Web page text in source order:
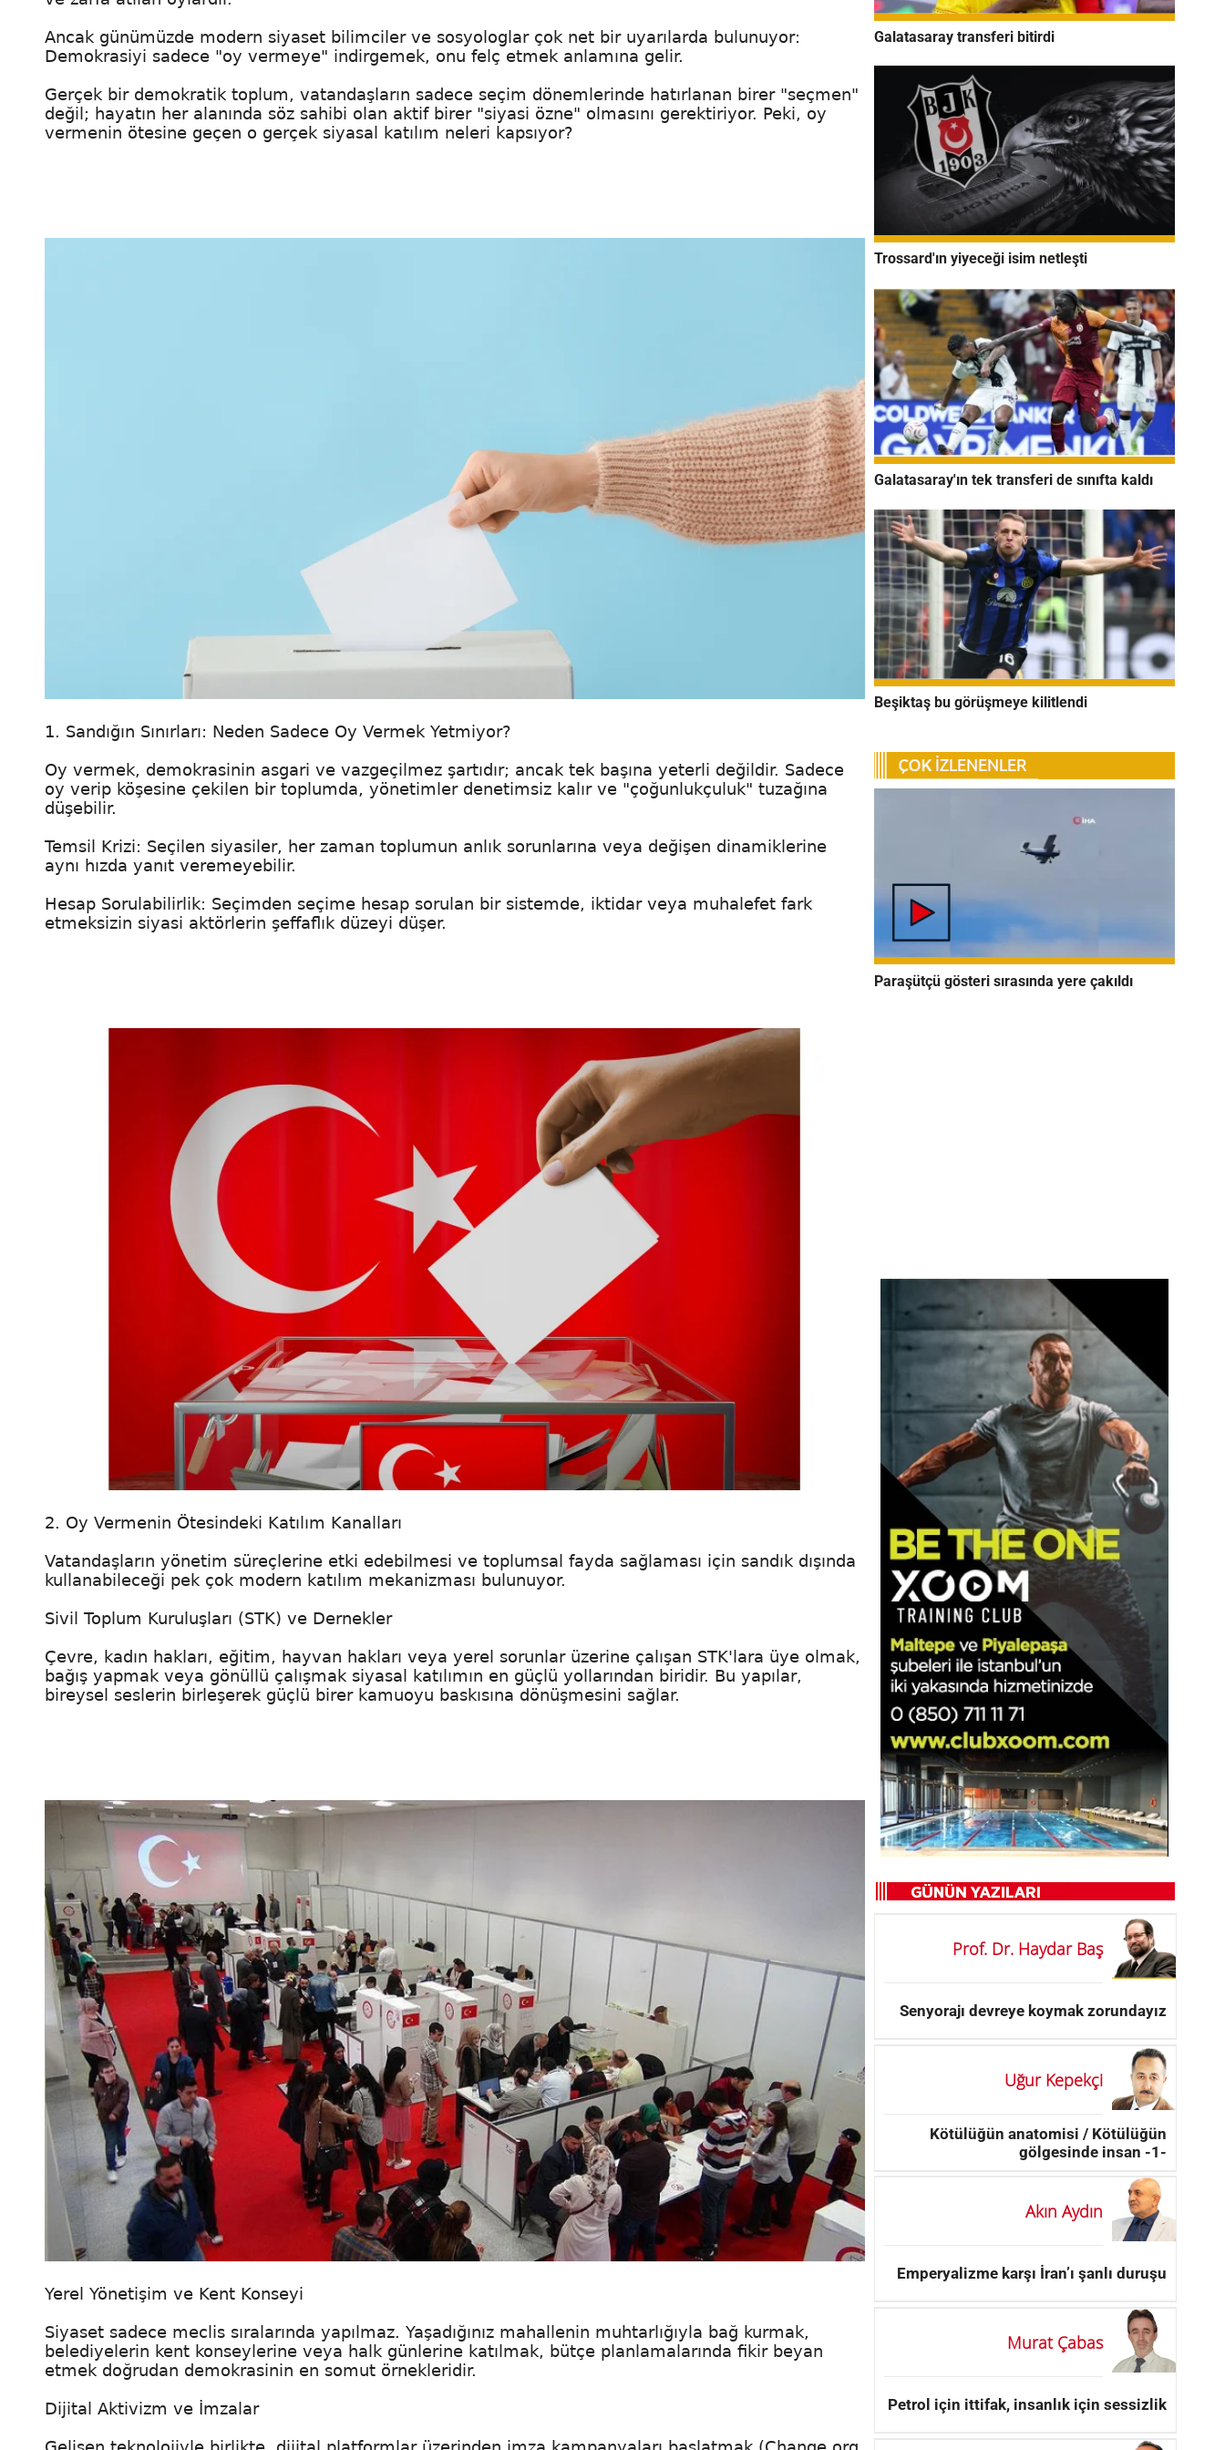
Ancak günümüzde modern siyaset bilimciler ve sosyologlar çok net bir uyarılarda bulunuyor:
Demokrasiyi sadece "oy vermeye" indirgemek, onu felç etmek anlamına gelir.
Gerçek bir demokratik toplum, vatandaşların sadece seçim dönemlerinde hatırlanan birer "seçmen"
değil; hayatın her alanında söz sahibi olan aktif birer "siyasi özne" olmasını gerektiriyor. Peki, oy
vermenin ötesine geçen o gerçek siyasal katılım neleri kapsıyor?
1. Sandığın Sınırları: Neden Sadece Oy Vermek Yetmiyor?
Oy vermek, demokrasinin asgari ve vazgeçilmez şartıdır; ancak tek başına yeterli değildir. Sadece
oy verip köşesine çekilen bir toplumda, yönetimler denetimsiz kalır ve "çoğunlukçuluk" tuzağına
düşebilir.
Temsil Krizi: Seçilen siyasiler, her zaman toplumun anlık sorunlarına veya değişen dinamiklerine
aynı hızda yanıt veremeyebilir.
Hesap Sorulabilirlik: Seçimden seçime hesap sorulan bir sistemde, iktidar veya muhalefet fark
etmeksizin siyasi aktörlerin şeffaflık düzeyi düşer.
2. Oy Vermenin Ötesindeki Katılım Kanalları
Vatandaşların yönetim süreçlerine etki edebilmesi ve toplumsal fayda sağlaması için sandık dışında
kullanabileceği pek çok modern katılım mekanizması bulunuyor.
Sivil Toplum Kuruluşları (STK) ve Dernekler
Çevre, kadın hakları, eğitim, hayvan hakları veya yerel sorunlar üzerine çalışan STK'lara üye olmak,
bağış yapmak veya gönüllü çalışmak siyasal katılımın en güçlü yollarından biridir. Bu yapılar,
bireysel seslerin birleşerek güçlü birer kamuoyu baskısına dönüşmesini sağlar.
Yerel Yönetişim ve Kent Konseyi
Siyaset sadece meclis sıralarında yapılmaz. Yaşadığınız mahallenin muhtarlığıyla bağ kurmak,
belediyelerin kent konseylerine veya halk günlerine katılmak, bütçe planlamalarında fikir beyan
etmek doğrudan demokrasinin en somut örnekleridir.
Dijital Aktivizm ve İmzalar
Galatasaray transferi bitirdi
Trossard'ın yiyeceği isim netleşti
Galatasaray'ın tek transferi de sınıfta kaldı
Beşiktaş bu görüşmeye kilitlendi
Paraşütçü gösteri sırasında yere çakıldı
Prof. Dr. Haydar Baş
Senyorajı devreye koymak zorundayız
Uğur Kepekçi
Kötülüğün anatomisi / Kötülüğün
gölgesinde insan -1-
Akın Aydın
Emperyalizme karşı İran’ı şanlı duruşu
Murat Çabas
Petrol için ittifak, insanlık için sessizlik